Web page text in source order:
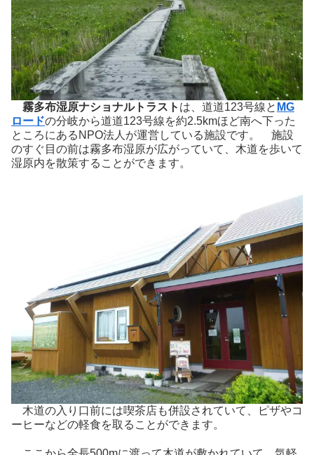
霧多布湿原ナショナルトラスト は、道道123号線と MG
ロードの分岐から道道123号線を約2.5kmほど南へ下った
ところにあるNPO法人が運営している施設です。 施設
のすぐ目の前は霧多布湿原が広がっていて、木道を歩いて
湿原内を散策することができます。
木道の入り口前には喫茶店も併設されていて、ピザやコ
ーヒーなどの軽食を取ることができます。